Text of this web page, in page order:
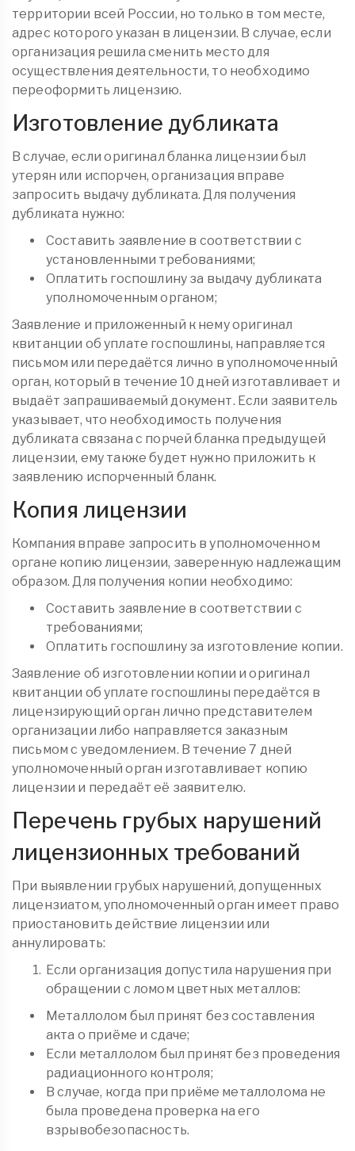
территории всей России, но только в том месте,
адрес которого указан в лицензии. В случае, если
организация решила сменить место для
осуществления деятельности, то необходимо
переоформить лицензию.
Изготовление дубликата
В случае, если оригинал бланка лицензии был
утерян или испорчен, организация вправе
запросить выдачу дубликата. Для получения
дубликата нужно:
Составить заявление в соответствии с
установленными требованиями;
Оплатить госпошлину за выдачу дубликата
уполномоченным органом;
Заявление и приложенный к нему оригинал
квитанции об уплате госпошлины, направляется
письмом или передаётся лично в уполномоченный
орган, который в течение 10 дней изготавливает и
выдаёт запрашиваемый документ. Если заявитель
указывает, что необходимость получения
дубликата связана с порчей бланка предыдущей
лицензии, ему также будет нужно приложить к
заявлению испорченный бланк.
Копия лицензии
Компания вправе запросить в уполномоченном
органе копию лицензии, заверенную надлежащим
образом. Для получения копии необходимо:
Составить заявление в соответствии с
требованиями;
Оплатить госпошлину за изготовление копии.
Заявление об изготовлении копии и оригинал
квитанции об уплате госпошлины передаётся в
лицензирующий орган лично представителем
организации либо направляется заказным
письмом с уведомлением. В течение 7 дней
уполномоченный орган изготавливает копию
лицензии и передаёт её заявителю.
Перечень грубых нарушений
лицензионных требований
При выявлении грубых нарушений, допущенных
лицензиатом, уполномоченный орган имеет право
приостановить действие лицензии или
аннулировать:
Если организация допустила нарушения при
обращении с ломом цветных металлов:
Металлолом был принят без составления
акта о приёме и сдаче;
Если металлолом был принят без проведения
радиационного контроля;
В случае, когда при приёме металлолома не
была проведена проверка на его
взрывобезопасность.